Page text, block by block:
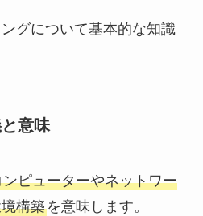
グについて基本的な知識
意味
ンピューターやネットワー
構築を意味します。